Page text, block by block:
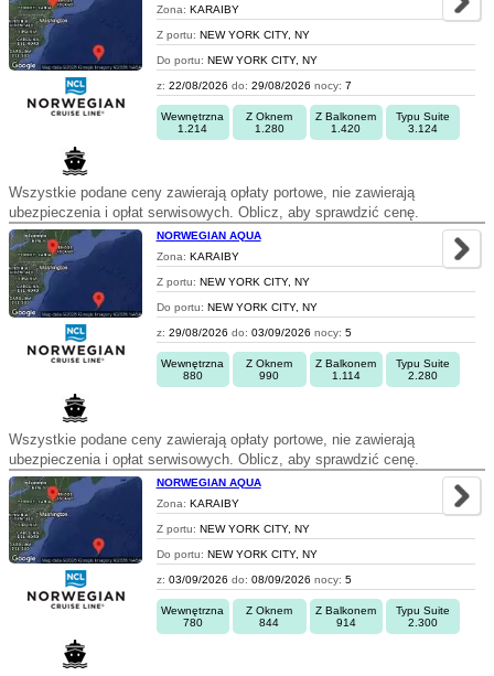
Zona: KARAIBY
Z portu: NEW YORK CITY, NY
Do portu: NEW YORK CITY, NY
z: 22/08/2026 do: 29/08/2026 nocy: 7
Wewnętrzna
1.214
Z Oknem
1.280
Z Balkonem
1.420
Typu Suite
3.124
Wszystkie podane ceny zawierają opłaty portowe, nie zawierają
ubezpieczenia i opłat serwisowych. Oblicz, aby sprawdzić cenę.
NORWEGIAN AQUA
Zona: KARAIBY
Z portu: NEW YORK CITY, NY
Do portu: NEW YORK CITY, NY
z: 29/08/2026 do: 03/09/2026 nocy: 5
Wewnętrzna
880
Z Oknem
990
Z Balkonem
1.114
Typu Suite
2.280
Wszystkie podane ceny zawierają opłaty portowe, nie zawierają
ubezpieczenia i opłat serwisowych. Oblicz, aby sprawdzić cenę.
NORWEGIAN AQUA
Zona: KARAIBY
Z portu: NEW YORK CITY, NY
Do portu: NEW YORK CITY, NY
z: 03/09/2026 do: 08/09/2026 nocy: 5
Wewnętrzna
780
Z Oknem
844
Z Balkonem
914
Typu Suite
2.300